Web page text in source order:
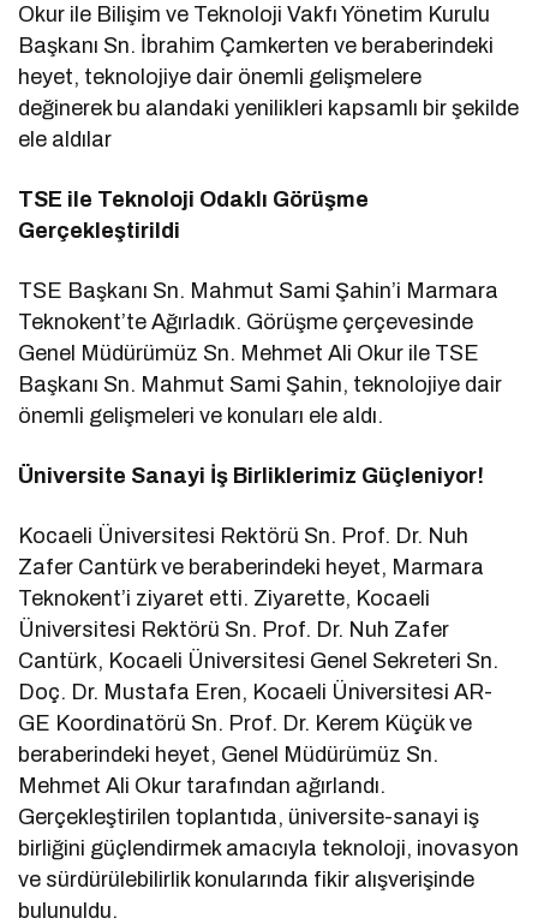
Okur ile Bilişim ve Teknoloji Vakfı Yönetim Kurulu
Başkanı Sn. İbrahim Çamkerten ve beraberindeki
heyet, teknolojiye dair önemli gelişmelere
değinerek bu alandaki yenilikleri kapsamlı bir şekilde
ele aldılar
TSE ile Teknoloji Odaklı Görüşme
Gerçekleştirildi
TSE Başkanı Sn. Mahmut Sami Şahin’i Marmara
Teknokent’te Ağırladık. Görüşme çerçevesinde
Genel Müdürümüz Sn. Mehmet Ali Okur ile TSE
Başkanı Sn. Mahmut Sami Şahin, teknolojiye dair
önemli gelişmeleri ve konuları ele aldı.
Üniversite Sanayi İş Birliklerimiz Güçleniyor!
Kocaeli Üniversitesi Rektörü Sn. Prof. Dr. Nuh
Zafer Cantürk ve beraberindeki heyet, Marmara
Teknokent’i ziyaret etti. Ziyarette, Kocaeli
Üniversitesi Rektörü Sn. Prof. Dr. Nuh Zafer
Cantürk, Kocaeli Üniversitesi Genel Sekreteri Sn.
Doç. Dr. Mustafa Eren, Kocaeli Üniversitesi AR-
GE Koordinatörü Sn. Prof. Dr. Kerem Küçük ve
beraberindeki heyet, Genel Müdürümüz Sn.
Mehmet Ali Okur tarafından ağırlandı.
Gerçekleştirilen toplantıda, üniversite-sanayi iş
birliğini güçlendirmek amacıyla teknoloji, inovasyon
ve sürdürülebilirlik konularında fikir alışverişinde
bulunuldu.